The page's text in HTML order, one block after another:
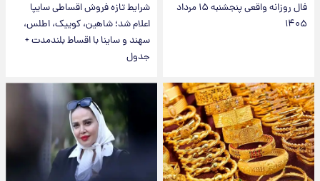
فال روزانه واقعی پنجشنبه ۱۵ مرداد
۱۴۰۵
شرایط تازه فروش اقساطی سایپا
اعلام شد؛ شاهین، کوییک، اطلس،
سهند و ساینا با اقساط بلندمدت +
جدول